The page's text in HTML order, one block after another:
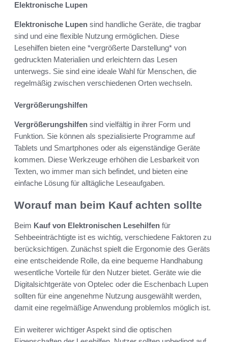
Elektronische Lupen
Elektronische Lupen sind handliche Geräte, die tragbar
sind und eine flexible Nutzung ermöglichen. Diese
Lesehilfen bieten eine *vergrößerte Darstellung* von
gedruckten Materialien und erleichtern das Lesen
unterwegs. Sie sind eine ideale Wahl für Menschen, die
regelmäßig zwischen verschiedenen Orten wechseln.
Vergrößerungshilfen
Vergrößerungshilfen sind vielfältig in ihrer Form und
Funktion. Sie können als spezialisierte Programme auf
Tablets und Smartphones oder als eigenständige Geräte
kommen. Diese Werkzeuge erhöhen die Lesbarkeit von
Texten, wo immer man sich befindet, und bieten eine
einfache Lösung für alltägliche Leseaufgaben.
Worauf man beim Kauf achten sollte
Beim Kauf von Elektronischen Lesehilfen für
Sehbeeinträchtigte ist es wichtig, verschiedene Faktoren zu
berücksichtigen. Zunächst spielt die Ergonomie des Geräts
eine entscheidende Rolle, da eine bequeme Handhabung
wesentliche Vorteile für den Nutzer bietet. Geräte wie die
Digitalsichtgeräte von Optelec oder die Eschenbach Lupen
sollten für eine angenehme Nutzung ausgewählt werden,
damit eine regelmäßige Anwendung problemlos möglich ist.
Ein weiterer wichtiger Aspekt sind die optischen